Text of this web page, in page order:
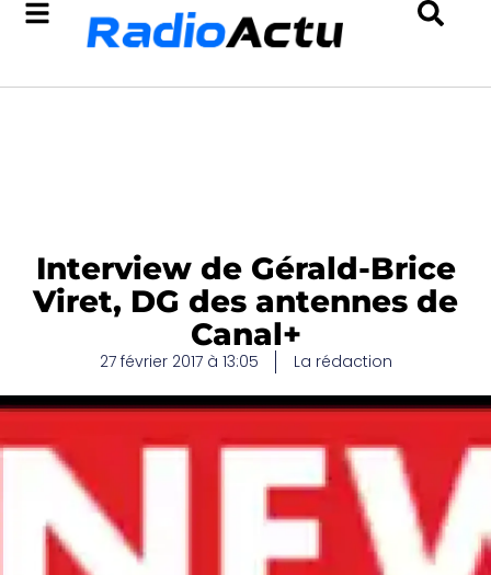
Interview de Gérald-Brice
Viret, DG des antennes de
Canal+
27 février 2017 à 13:05 La rédaction